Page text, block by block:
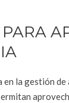
la gestión